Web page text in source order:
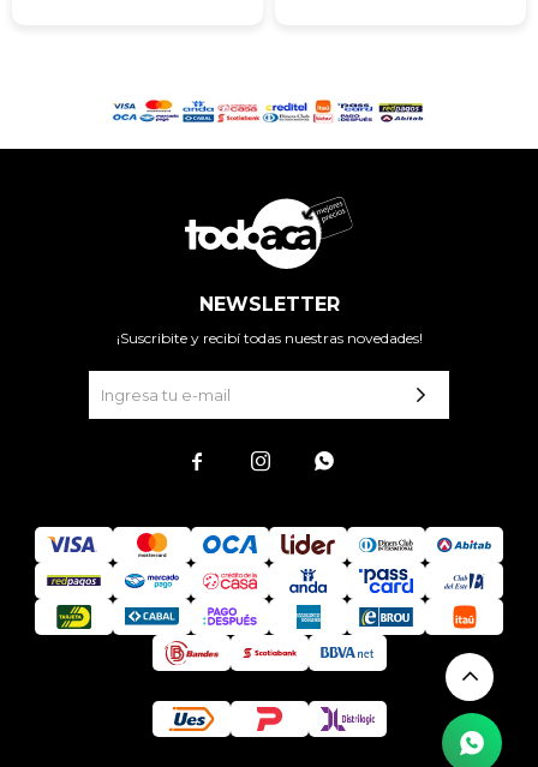
NEWSLETTER
¡Suscribite y recibí todas nuestras novedades!
  